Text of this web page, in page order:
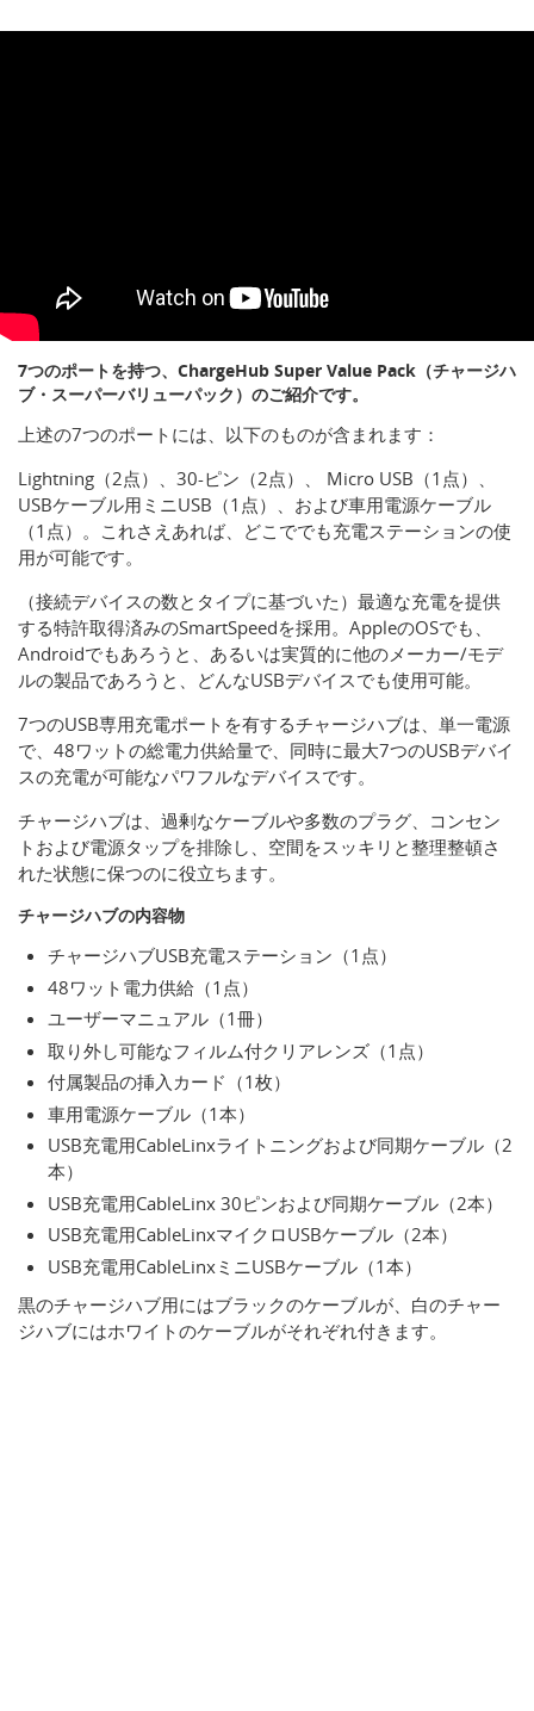
7つのポートを持つ、ChargeHub Super Value Pack（チャージハ
ブ・スーパーバリューパック）のご紹介です。
上述の7つのポートには、以下のものが含まれます：
Lightning（2点）、30-ピン（2点）、 Micro USB（1点）、
USBケーブル用ミニUSB（1点）、および車用電源ケーブル
（1点）。これさえあれば、どこででも充電ステーションの使
用が可能です。
（接続デバイスの数とタイプに基づいた）最適な充電を提供
する特許取得済みのSmartSpeedを採用。AppleのOSでも、
Androidでもあろうと、あるいは実質的に他のメーカー/モデ
ルの製品であろうと、どんなUSBデバイスでも使用可能。
7つのUSB専用充電ポートを有するチャージハブは、単一電源
で、48ワットの総電力供給量で、同時に最大7つのUSBデバイ
スの充電が可能なパワフルなデバイスです。
チャージハブは、過剰なケーブルや多数のプラグ、コンセン
トおよび電源タップを排除し、空間をスッキリと整理整頓さ
れた状態に保つのに役立ちます。
チャージハブの内容物
チャージハブUSB充電ステーション（1点）
48ワット電力供給（1点）
ユーザーマニュアル（1冊）
取り外し可能なフィルム付クリアレンズ（1点）
付属製品の挿入カード（1枚）
車用電源ケーブル（1本）
USB充電用CableLinxライトニングおよび同期ケーブル（2
本）
USB充電用CableLinx 30ピンおよび同期ケーブル（2本）
USB充電用CableLinxマイクロUSBケーブル（2本）
USB充電用CableLinxミニUSBケーブル（1本）
黒のチャージハブ用にはブラックのケーブルが、白のチャー
ジハブにはホワイトのケーブルがそれぞれ付きます。